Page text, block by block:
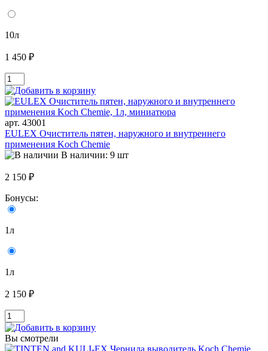
10л
1 450 ₽
арт. 43001
EULEX Очиститель пятен, наружного и внутреннего
применения Koch Chemie
В наличии: 9 шт
2 150 ₽
Бонусы:
1л
1л
2 150 ₽
Вы смотрели